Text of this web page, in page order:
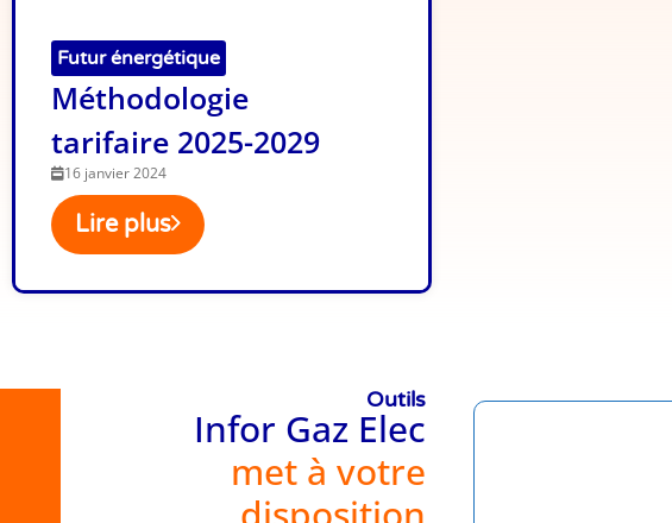
Futur énergétique
Méthodologie
tarifaire 2025-2029
16 janvier 2024
Lire plus
Outils
Infor Gaz Elec
met à votre